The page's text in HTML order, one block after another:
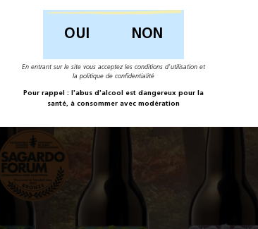
NON
En entrant sur le site vous acceptez les conditions d'utilisation et
la politique de confidentialité
Pour rappel : l'abus d'alcool est dangereux pour la
santé, à consommer avec modération